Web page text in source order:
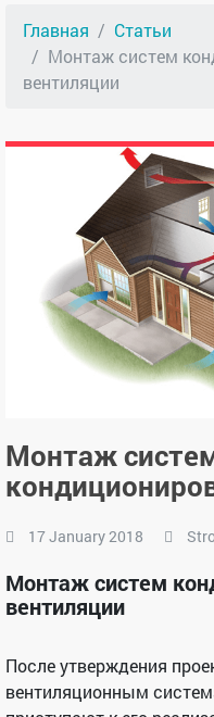
Главная
Статьи
Монтаж систем
вентиляции
Монтаж
17 January 2018
Монтаж систем
вентиляции
После утверждения
вентиляционным